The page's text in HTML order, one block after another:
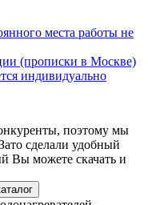
места работы не
(прописки в Москве)
индивидуально
поэтому мы
сделали удобный
Вы можете скачать и